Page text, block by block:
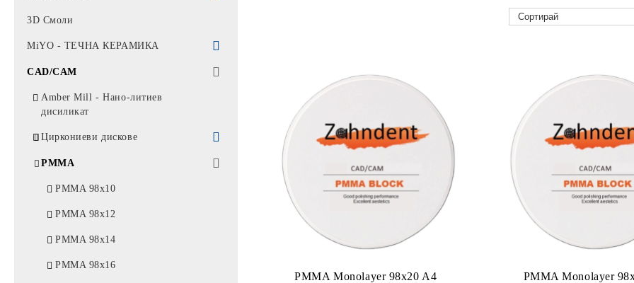
Интраорални скенери
Машини за фрезоване
Печки за синтероване
3D Скенери
втвърдяване
3D Смоли
MiYO - ТЕЧНА КЕРАМИКА
MiYO COLOR
MiYO PINK
CAD/CAM
Amber Mill - Нано-литиев
дисиликат
Циркониеви дискове
Zr 98x12
Zr 98x14
Zr 98x16
Zr 98x18
Zr 98x20
PMMA
PMMA 98x10
PMMA 98x12
PMMA 98x14
PMMA 98x16
PMMA Monolayer 98x20 A4
PMMA Monolayer